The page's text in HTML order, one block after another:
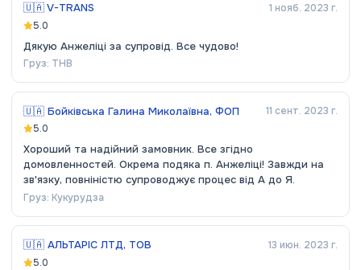
🇺🇦V-TRANS
1 нояб. 2023 г.
5.0
Дякую Анжеліці за супровід. Все чудово!
Груз: ТНВ
🇺🇦 Бойківська Галина Миколаївна, ФОП
11 сент. 2023 г.
5.0
Хороший та надійний замовник. Все згідно
домовленностей. Окрема подяка п. Анжеліці! Завжди на
зв'язку, повніністю супроводжує процес від А до Я.
Груз: Кукурудза
🇺🇦 АЛЬТАРІС ЛТД, ТОВ
13 июн. 2023 г.
5.0